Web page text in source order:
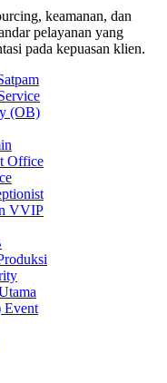
keamanan, dan
pelayanan yang
pada kepuasan klien.
(OB)
Office
VVIP
Event